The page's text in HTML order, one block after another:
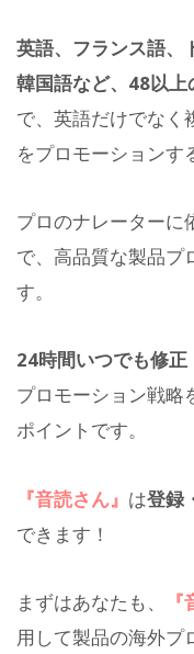
英語、フランス語、
韓国語など、48以
で、英語だけでなく
をプロモーションす
プロのナレーターに
で、高品質な製品プ
す。
24時間いつでも修
プロモーション戦略
ポイントです。
『音読さん』 は登録
できます！
まずはあなたも、
用して製品の海外プ